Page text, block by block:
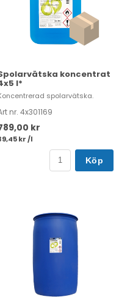
koncentrat
l*
spolarvätska.
nr. 4x301169
kr
kr /l
Köp